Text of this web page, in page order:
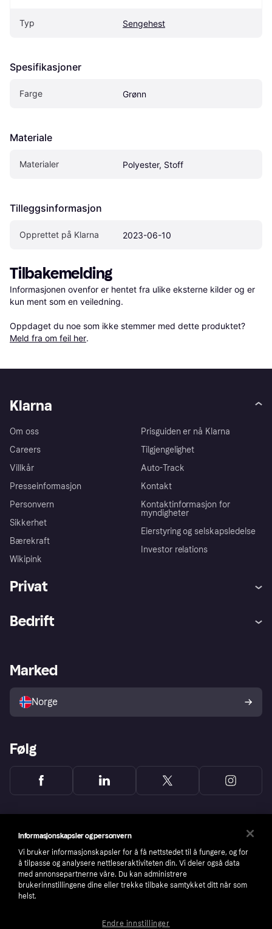
Typ Sengehest
Spesifikasjoner
Farge Grønn
Materiale
Materialer Polyester, Stoff
Tilleggsinformasjon
Opprettet på Klarna 2023-06-10
Tilbakemelding
Informasjonen ovenfor er hentet fra ulike eksterne kilder og er
kun ment som en veiledning.
Oppdaget du noe som ikke stemmer med dette produktet?
Meld fra om feil her.
Klarna
Om oss
Careers
Villkår
Presseinformasjon
Personvern
Sikkerhet
Bærekraft
Wikipink
Prisguiden er nå Klarna
Tilgjengelighet
Auto-Track
Kontakt
Kontaktinformasjon for
myndigheter
Eierstyring og selskapsledelse
Investor relations
Privat
Utforsk butikker
Bedrift
Merchant portal
Marked
Norge
Følg
Informasjonskapsler og personvern
Vi bruker informasjonskapsler for å få nettstedet til å fungere, og for
å tilpasse og analysere nettleseraktiviteten din. Vi deler også data
med annonsepartnerne våre. Du kan administrere
brukerinnstillingene dine eller trekke tilbake samtykket ditt når som
helst.
Endre innstillinger